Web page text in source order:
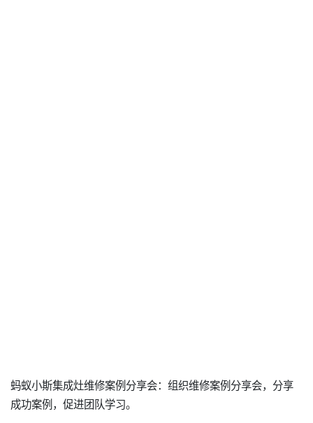
蚂蚁小斯集成灶维修案例分享会：组织维修案例分享会，分享
成功案例，促进团队学习。